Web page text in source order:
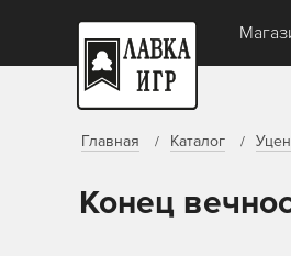
Главная Каталог
Конец